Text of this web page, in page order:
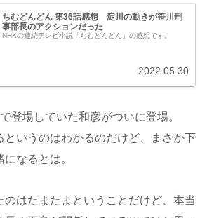
ちむどんどん 第36話感想 淀川の動きが笹川刑
事部長のアクションだった
NHKの連続テレビ小説「ちむどんどん」の感想です。
2022.05.30
登場していた和彦がついに登場。
というのはわかるのだけど、まさか下
なるとは。
のはたまたまということだけど、本当